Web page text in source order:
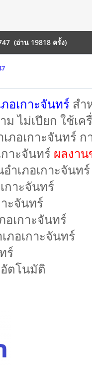
(อ่าน 19818 ครั้ง)
อเกาะจันทร์ สำ
ไม่เปียก ใช้เ
เภอเกาะจันทร์
าะจันทร์ ผลงาน
เภอเกาะจันทร์
กาะจันทร์
ะจันทร์
อเกาะจันทร์
ภอเกาะจันทร์
ร์
อัตโนมัติ